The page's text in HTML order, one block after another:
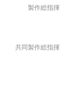
製作総指揮
共同製作総指揮